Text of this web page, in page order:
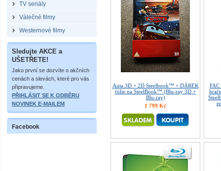
TV seriály
Válečné filmy
Westernové filmy
Sledujte AKCE a
UŠETŘETE!
Jako první se dozvíte o akčních
cenách a slevách, které pro vás
připravujeme.
PŘIHLÁSIT SE K ODBĚRU
NOVINEK E-MAILEM
Facebook
Auta 3D + 2D Steelbook™ + DÁREK
fólie na SteelBook™ (Blu-ray 3D +
Blu-ray)
1 799 Kč
FAC